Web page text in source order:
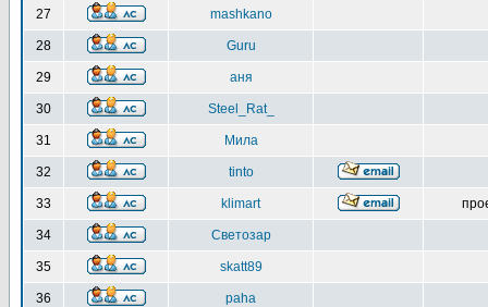
27 mashkano
28 Guru
29 аня
30 Steel_Rat_
31 Мила
32 tinto
33 klimart
34 Светозар
35 skatt89
36 paha